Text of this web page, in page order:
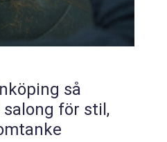
så
för stil,